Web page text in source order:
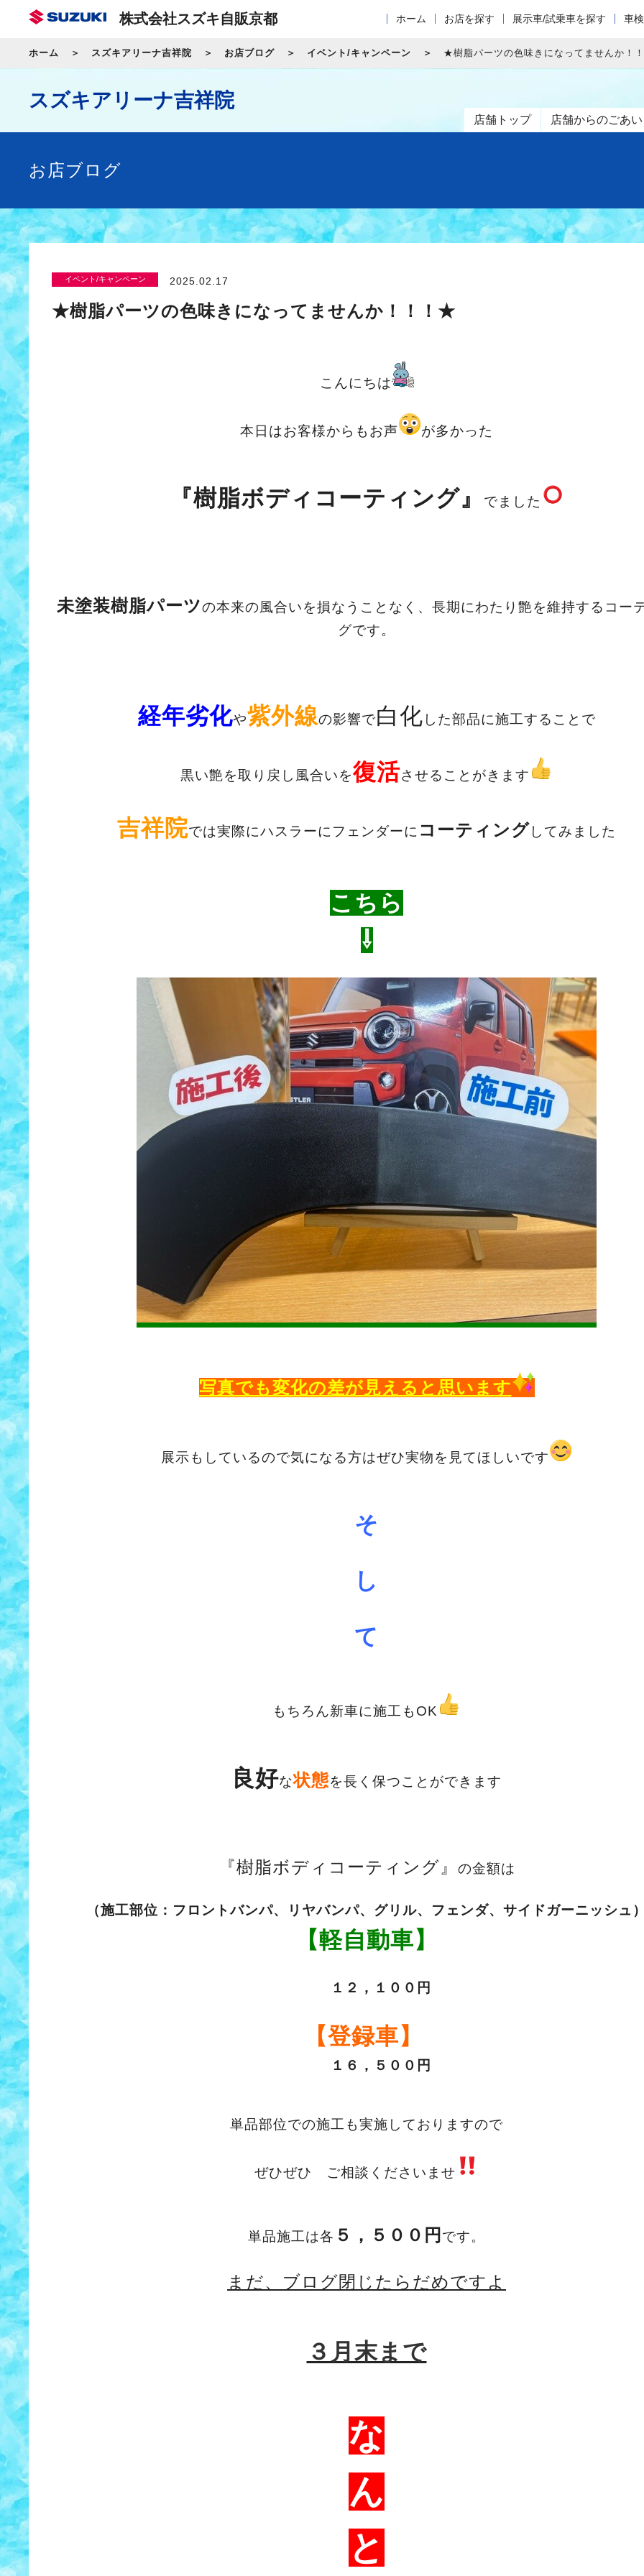
株式会社スズキ自販京都 ホーム お店を探す 展示車/試乗車を探す 車
ホーム スズキアリーナ吉祥院 お店ブログ イベント/キャンペーン ★樹脂パーツの色味きになってませんか！
スズキアリーナ吉祥院
店舗トップ 店舗からのごあ
お店ブログ
イベント/キャンペーン 2025.02.17
★樹脂パーツの色味きになってませんか！！！★
こんにちは
本日はお客様からもお声 が多かった
『樹脂ボディコーティング』 でました
未塗装樹脂パーツの本来の風合いを損なうことなく、長期にわたり艶を維持するコー
グです。
経年劣化や紫外線の影響で白化 した部品に施工することで
黒い艶を取り戻し風合いを復活させることがきます
吉祥院では実際にハスラーにフェンダーに コーティングしてみました
こちら
⇩
写真でも変化の差が見えると思います
展示もしているので気になる方はぜひ実物を見てほしいです
そ
し
て
もちろん新車に施工もOK
良好な状態を長く保つことができます
『樹脂ボディコーティング』 の金額は
（施工部位：フロントバンパ、リヤバンパ、グリル、フェンダ、サイドガーニッシュ
【軽自動車】
１２，１００円
【登録車】
１６，５００円
単品部位での施工も実施しておりますので
ぜひぜひ ご相談くださいませ
単品施工は各 ５，５００円 です。
まだ、ブログ閉じたらだめですよ
３月末まで
な
ん
と